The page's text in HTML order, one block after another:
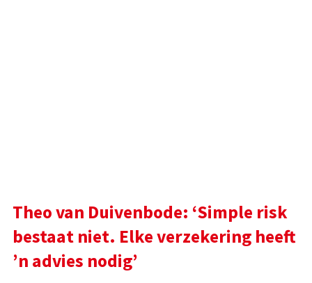
Theo van Duivenbode: ‘Simple risk
bestaat niet. Elke verzekering heeft
’n advies nodig’